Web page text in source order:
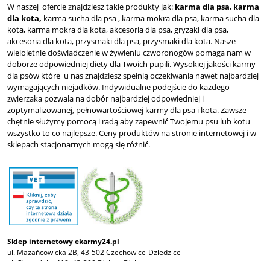
W naszej ofercie znajdziesz takie produkty jak: karma dla psa, karma
dla kota, karma sucha dla psa , karma mokra dla psa, karma sucha dla
kota, karma mokra dla kota, akcesoria dla psa, gryzaki dla psa,
akcesoria dla kota, przysmaki dla psa, przysmaki dla kota. Nasze
wieloletnie doświadczenie w żywieniu czworonogów pomaga nam w
doborze odpowiedniej diety dla Twoich pupili. Wysokiej jakości karmy
dla psów które u nas znajdziesz spełnią oczekiwania nawet najbardziej
wymagających niejadków. Indywidualne podejście do każdego
zwierzaka pozwala na dobór najbardziej odpowiedniej i
zoptymalizowanej, pełnowartościowej karmy dla psa i kota. Zawsze
chętnie służymy pomocą i radą aby zapewnić Twojemu psu lub kotu
wszystko to co najlepsze. Ceny produktów na stronie internetowej i w
sklepach stacjonarnych mogą się różnić.
Sklep internetowy ekarmy24.pl
ul. Mazańcowicka 2B, 43-502 Czechowice-Dziedzice